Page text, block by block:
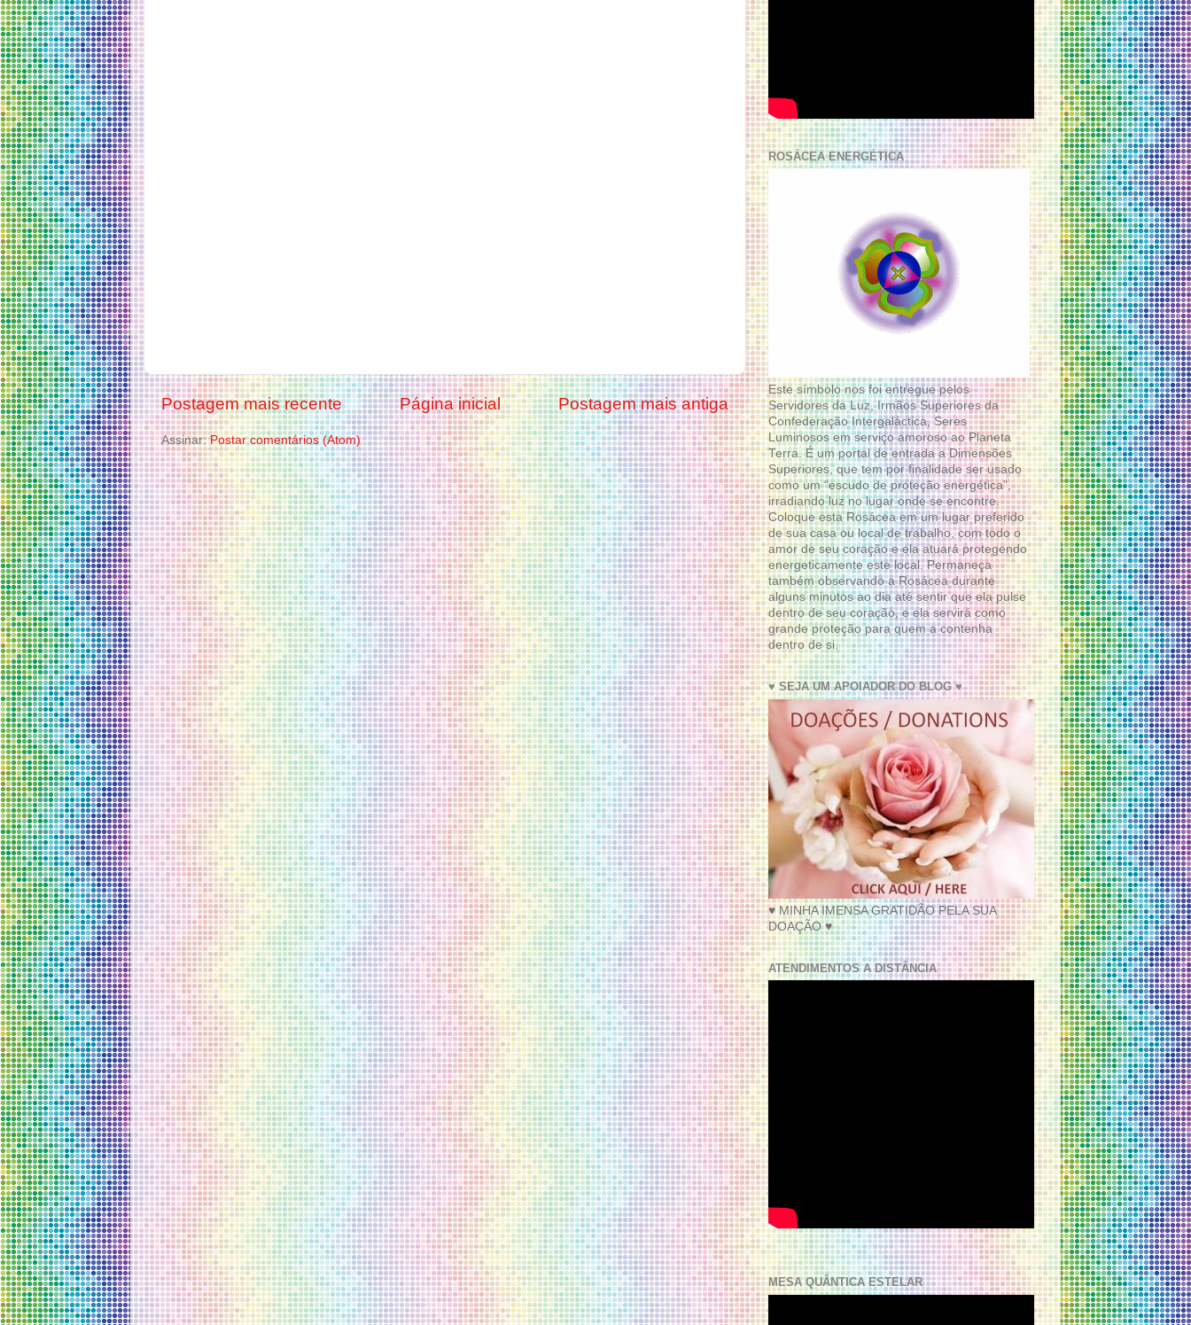
Postagem mais recente Postagem mais antiga
Página inicial
Assinar:Postar comentários (Atom)
ROSÁCEA ENERGÉTICA
Este símbolo nos foi entregue pelos
Servidores da Luz, Irmãos Superiores da
Confederação Intergaláctica, Seres
Luminosos em serviço amoroso ao Planeta
Terra. É um portal de entrada a Dimensões
Superiores, que tem por finalidade ser usado
como um “escudo de proteção energética”,
irradiando luz no lugar onde se encontre.
Coloque esta Rosácea em um lugar preferido
de sua casa ou local de trabalho, com todo o
amor de seu coração e ela atuará protegendo
energeticamente este local. Permaneça
também observando a Rosácea durante
alguns minutos ao dia até sentir que ela pulse
dentro de seu coração, e ela servirá como
grande proteção para quem a contenha
dentro de si.
♥ SEJA UM APOIADOR DO BLOG ♥
♥ MINHA IMENSA GRATIDÃO PELA SUA
DOAÇÃO ♥
ATENDIMENTOS A DISTÂNCIA
MESA QUÂNTICA ESTELAR